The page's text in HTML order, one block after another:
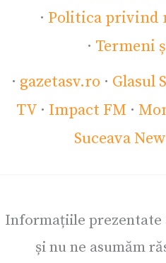
· Politica privind
· Termeni
· gazetasv.ro · Glasul
TV · Impact FM ·
Suceava
Informațiile
și nu ne asumăm